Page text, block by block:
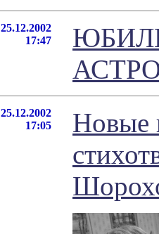
25.12.2002
17:47
25.12.2002
17:05
Новые